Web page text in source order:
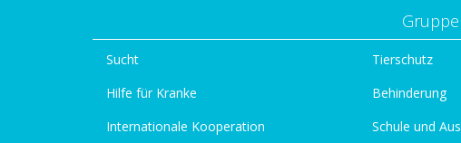
Sucht
Hilfe für Kranke
Internationale Kooperation
Tierschutz
Behinderung
Schule und